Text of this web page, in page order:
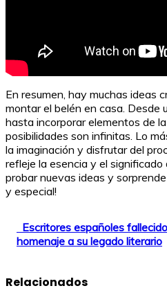
En resumen, hay muchas ideas
montar el belén en casa. Desde
hasta incorporar elementos de
posibilidades son infinitas. Lo
la imaginación y disfrutar del
refleje la esencia y el significado
probar nuevas ideas y
y especial!
Escritores españoles
homenaje a su legado literario
Relacionados